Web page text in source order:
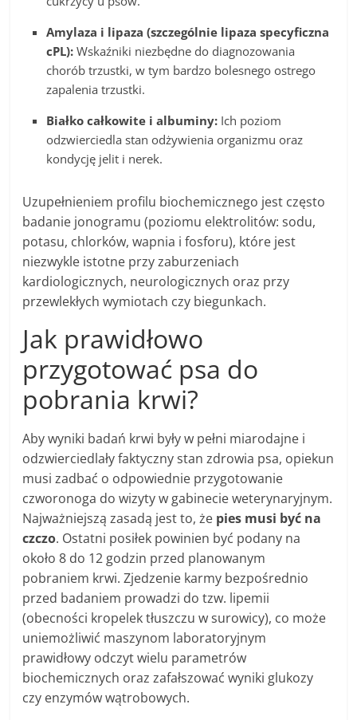
Amylaza i lipaza (szczególnie lipaza specyficzna
cPL): Wskaźniki niezbędne do diagnozowania
chorób trzustki, w tym bardzo bolesnego ostrego
zapalenia trzustki.
Białko całkowite i albuminy: Ich poziom
odzwierciedla stan odżywienia organizmu oraz
kondycję jelit i nerek.
Uzupełnieniem profilu biochemicznego jest często
badanie jonogramu (poziomu elektrolitów: sodu,
potasu, chlorków, wapnia i fosforu), które jest
niezwykle istotne przy zaburzeniach
kardiologicznych, neurologicznych oraz przy
przewlekłych wymiotach czy biegunkach.
Jak prawidłowo
przygotować psa do
pobrania krwi?
Aby wyniki badań krwi były w pełni miarodajne i
odzwierciedlały faktyczny stan zdrowia psa, opiekun
musi zadbać o odpowiednie przygotowanie
czworonoga do wizyty w gabinecie weterynaryjnym.
Najważniejszą zasadą jest to, że pies musi być na
czczo. Ostatni posiłek powinien być podany na
około 8 do 12 godzin przed planowanym
pobraniem krwi. Zjedzenie karmy bezpośrednio
przed badaniem prowadzi do tzw. lipemii
(obecności kropelek tłuszczu w surowicy), co może
uniemożliwić maszynom laboratoryjnym
prawidłowy odczyt wielu parametrów
biochemicznych oraz zafałszować wyniki glukozy
czy enzymów wątrobowych.